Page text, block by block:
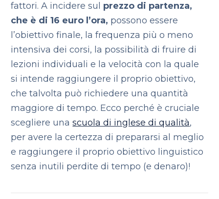
fattori. A incidere sul prezzo di partenza,
che è di 16 euro l’ora, possono essere
l’obiettivo finale, la frequenza più o meno
intensiva dei corsi, la possibilità di fruire di
lezioni individuali e la velocità con la quale
si intende raggiungere il proprio obiettivo,
che talvolta può richiedere una quantità
maggiore di tempo. Ecco perché è cruciale
scegliere unascuola di inglese di qualità,
per avere la certezza di prepararsi al meglio
e raggiungere il proprio obiettivo linguistico
senza inutili perdite di tempo (e denaro)!